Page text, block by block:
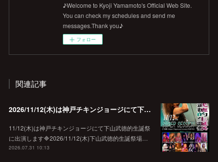
♪Welcome to Kyoji Yamamoto's Official Web Site.
You can check my schedules and send me
messages.Thank you♪
フォロー
関連記事
2026/11/12(木)は神戸チキンジョージにて下山武徳的生誕祭に出演します♪
11/12(木)は神戸チキンジョージにて下山武徳的生誕祭
に出演します🔷2026/11/12(木)下山武徳的生誕祭場…
2026.07.31 10:13